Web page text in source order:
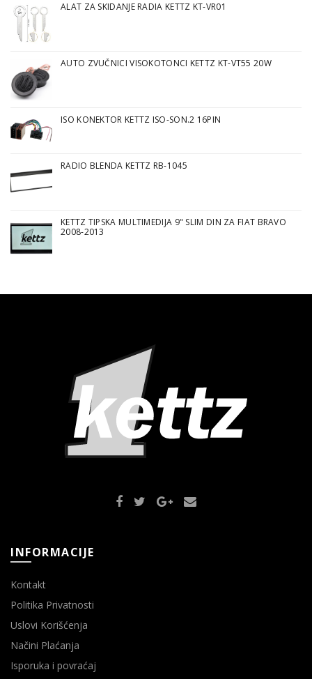
ALAT ZA SKIDANJE RADIA KETTZ KT-VR01
AUTO ZVUČNICI VISOKOTONCI KETTZ KT-VT55 20W
ISO KONEKTOR KETTZ ISO-SON.2 16PIN
RADIO BLENDA KETTZ RB-1045
KETTZ TIPSKA MULTIMEDIJA 9" SLIM DIN ZA FIAT BRAVO
2008-2013
INFORMACIJE
Kontakt
Politika Privatnosti
Uslovi Korišćenja
Načini Plaćanja
Isporuka i povraćaj